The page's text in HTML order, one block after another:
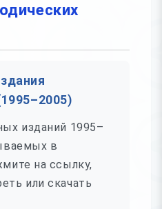
изданий 1995–
в
на ссылку,
или скачать